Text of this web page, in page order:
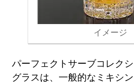
イメージ
パーフェクトサーブコレク
グラスは、一般的なミキシ